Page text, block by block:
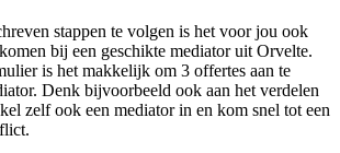
stappen te volgen is het voor jou ook
bij een geschikte mediator uit Orvelte.
is het makkelijk om 3 offertes aan te
Denk bijvoorbeeld ook aan het verdelen
zelf ook een mediator in en kom snel tot een